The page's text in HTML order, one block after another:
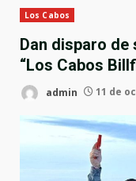
Los Cabos
Dan disparo de
“Los Cabos
admin 11 de